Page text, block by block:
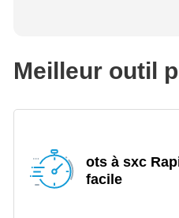
Meilleur outil
ots à sxc
facile